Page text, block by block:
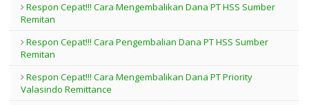
Respon Cepat!!! Cara Mengembalikan Dana PT HSS Sumber
Remitan
Respon Cepat!!! Cara Pengembalian Dana PT HSS Sumber
Remitan
Respon Cepat!!! Cara Mengembalikan Dana PT Priority
Valasindo Remittance